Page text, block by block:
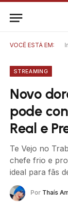
VOCÊ ESTÁ EM:
STREAMING
Novo
pode
Real e
Te Vejo no
chefe frio e
ideal para fãs
Por Thaís